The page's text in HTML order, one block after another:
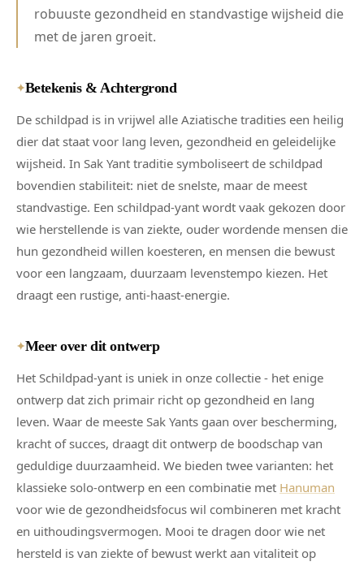
robuuste gezondheid en standvastige wijsheid die
met de jaren groeit.
✦Betekenis & Achtergrond
De schildpad is in vrijwel alle Aziatische tradities een heilig
dier dat staat voor lang leven, gezondheid en geleidelijke
wijsheid. In Sak Yant traditie symboliseert de schildpad
bovendien stabiliteit: niet de snelste, maar de meest
standvastige. Een schildpad-yant wordt vaak gekozen door
wie herstellende is van ziekte, ouder wordende mensen die
hun gezondheid willen koesteren, en mensen die bewust
voor een langzaam, duurzaam levenstempo kiezen. Het
draagt een rustige, anti-haast-energie.
✦Meer over dit ontwerp
Het Schildpad-yant is uniek in onze collectie - het enige
ontwerp dat zich primair richt op gezondheid en lang
leven. Waar de meeste Sak Yants gaan over bescherming,
kracht of succes, draagt dit ontwerp de boodschap van
geduldige duurzaamheid. We bieden twee varianten: het
klassieke solo-ontwerp en een combinatie met Hanuman
voor wie de gezondheidsfocus wil combineren met kracht
en uithoudingsvermogen. Mooi te dragen door wie net
hersteld is van ziekte of bewust werkt aan vitaliteit op